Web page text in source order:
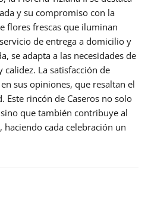
y su compromiso con la
flores frescas que iluminan
de entrega a domicilio y
se adapta a las necesidades de
calidez. La satisfacción de
sus opiniones, que resaltan el
Este rincón de Caseros no solo
que también contribuye al
cada celebración un